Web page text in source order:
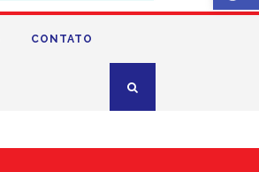
CONTATO